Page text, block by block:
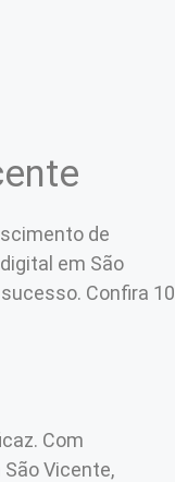
de
em São
Confira 10
Com
Vicente,